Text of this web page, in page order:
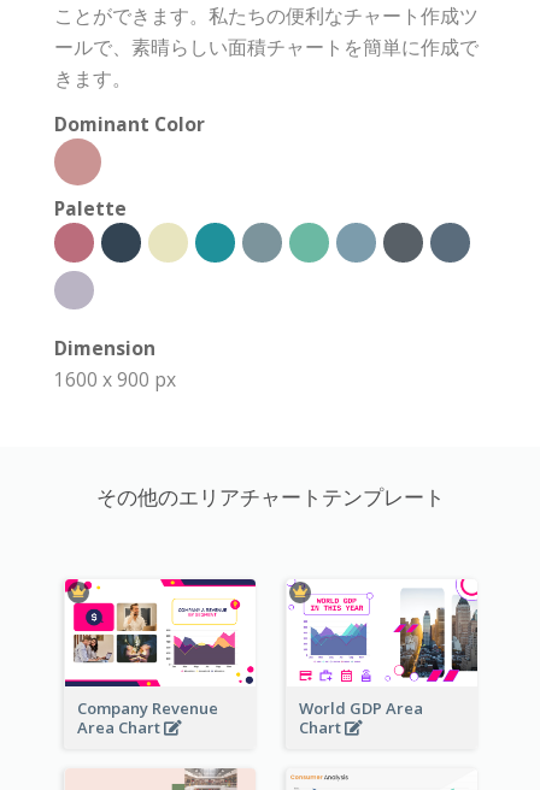
ことができます。私たちの便利なチャート作成ツ
ールで、素晴らしい面積チャートを簡単に作成で
きます。
Dominant Color
Palette
Dimension
1600 x 900 px
その他のエリアチャートテンプレート
Company Revenue
Area Chart
World GDP Area
Chart